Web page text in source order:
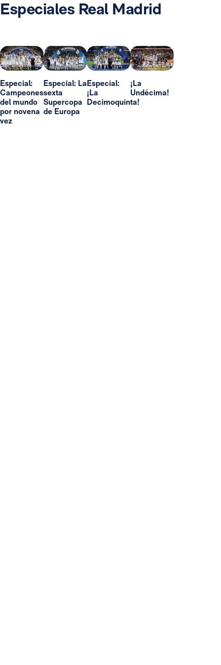
Especiales Real Madrid
Especial:
Campeones
del mundo
por novena
vez
Especial: La
sexta
Supercopa
de Europa
Especial:
¡La
Decimoquinta!
¡La
Undécima!